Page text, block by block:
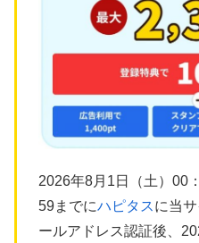
2026年8月1日（土）00
59までにハピタスに当
ールアドレス認証後、